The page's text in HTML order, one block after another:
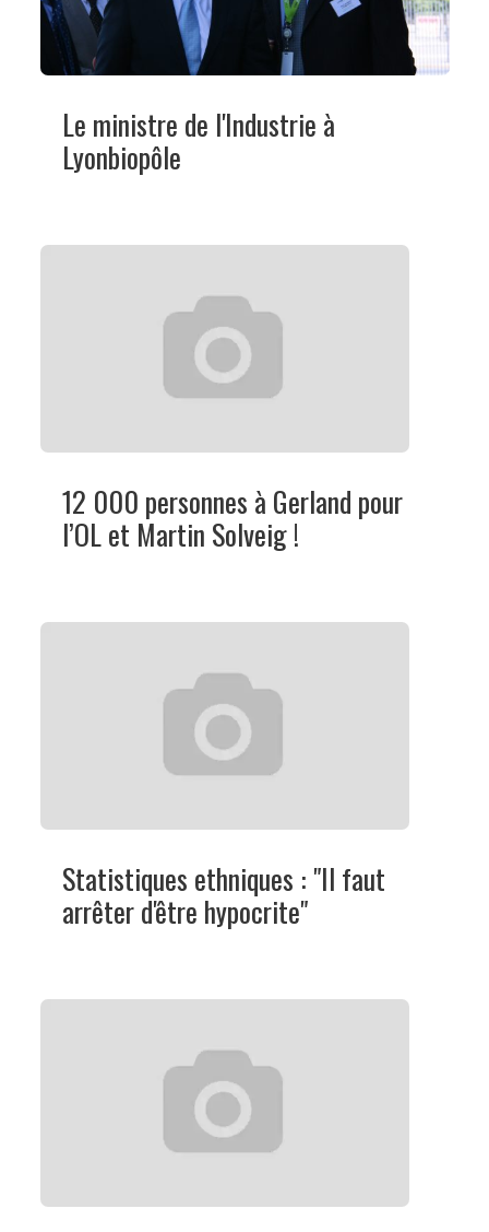
Le ministre de l'Industrie à
Lyonbiopôle
12 000 personnes à Gerland pour
l’OL et Martin Solveig !
Statistiques ethniques : "Il faut
arrêter d'être hypocrite"